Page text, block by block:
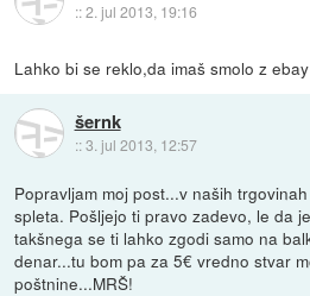
::2. jul 2013, 19:16
Lahko bi se reklo,da imaš smolo z ebay
šernk
::3. jul 2013, 12:57
Popravljam moj post...v naših
spleta. Pošljejo ti pravo zadevo, le da
takšnega se ti lahko zgodi samo na
denar...tu bom pa za 5€ vredno stvar
poštnine...MRŠ!